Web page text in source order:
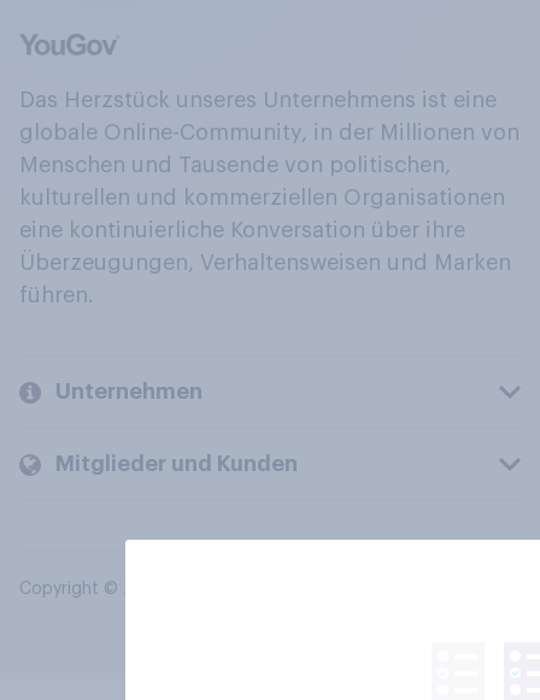
Das Herzstück unseres Unternehmens ist eine
globale Online-Community, in der Millionen von
Menschen und Tausende von politischen,
kulturellen und kommerziellen Organisationen
eine kontinuierliche Konversation über ihre
Überzeugungen, Verhaltensweisen und Marken
führen.
Unternehmen
Mitglieder und Kunden
Copyright © 2026 YouGov PLC. Alle Rechte vorbehalten.